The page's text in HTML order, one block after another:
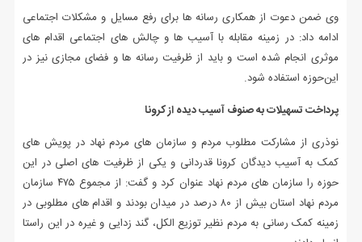
وی ضمن دعوت از همکاری رسانه ها برای رفع مسایل و مشکلات اجتماعی
ادامه داد: در زمینه مقابله با آسیب ها و چالش های اجتماعی اقدام های
موثری انجام شده است و باید از ظرفیت رسانه ها و فضای مجازی نیز در
این‌حوزه استفاده شود.
پرداخت تسهیلات به صنوف آسیب دیده از کرونا
نوذری از مشارکت مطلوب مردم و سازمان های مردم نهاد در پویش های
کمک به آسیب دیدگان کرونا قدردانی و یکی از ظرفیت های اصلی در این
حوزه را سازمان های مردم نهاد عنوان کرد و گفت: از مجموع ۴۷۵ سازمان
مردم نهاد استان بیش از ۸۰ درصد در میدان بودند و اقدام های مطلوبی در
زمینه کمک رسانی به مردم نظیر توزیع الکل، گند زدایی و غیره در این راستا